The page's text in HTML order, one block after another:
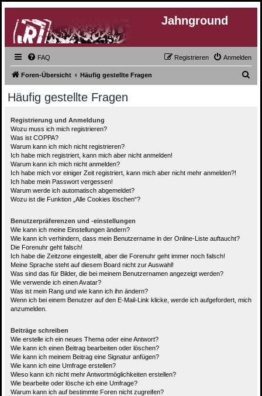
Jahnground
FAQ Anmelden
Registrieren
Foren-Übersicht Häufig gestellte Fragen
Häufig gestellte Fragen
Registrierung und Anmeldung
Wozu muss ich mich registrieren?
Was ist COPPA?
Warum kann ich mich nicht registrieren?
Ich habe mich registriert, kann mich aber nicht anmelden!
Warum kann ich mich nicht anmelden?
Ich habe mich vor einiger Zeit registriert, kann mich aber nicht mehr anmelden?!
Ich habe mein Passwort vergessen!
Warum werde ich automatisch abgemeldet?
Wozu ist die Funktion „Alle Cookies löschen“?
Benutzerpräferenzen und -einstellungen
Wie kann ich meine Einstellungen ändern?
Wie kann ich verhindern, dass mein Benutzername in der Online-Liste auftaucht?
Die Forenuhr geht falsch!
Ich habe die Zeitzone eingestellt, aber die Forenuhr geht immer noch falsch!
Meine Sprache steht auf diesem Board nicht zur Auswahl!
Was sind das für Bilder, die bei meinem Benutzernamen angezeigt werden?
Wie verwende ich einen Avatar?
Was ist mein Rang und wie kann ich ihn ändern?
Wenn ich bei einem Benutzer auf den E-Mail-Link klicke, werde ich aufgefordert, mich
anzumelden.
Beiträge schreiben
Wie erstelle ich ein neues Thema oder eine Antwort?
Wie kann ich einen Beitrag bearbeiten oder löschen?
Wie kann ich meinem Beitrag eine Signatur anfügen?
Wie kann ich eine Umfrage erstellen?
Wieso kann ich nicht mehr Antwortmöglichkeiten erstellen?
Wie bearbeite oder lösche ich eine Umfrage?
Warum kann ich auf bestimmte Foren nicht zugreifen?